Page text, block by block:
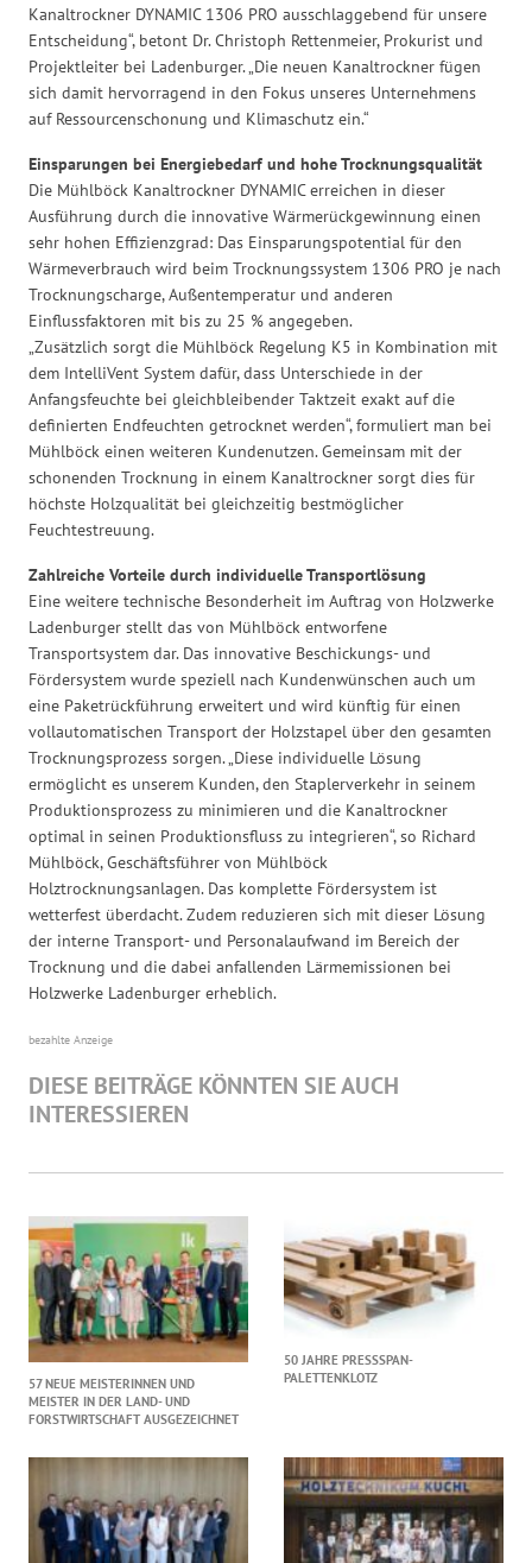
Kanaltrockner DYNAMIC 1306 PRO ausschlaggebend für unsere
Entscheidung“, betont Dr. Christoph Rettenmeier, Prokurist und
Projektleiter bei Ladenburger. „Die neuen Kanaltrockner fügen
sich damit hervorragend in den Fokus unseres Unternehmens
auf Ressourcenschonung und Klimaschutz ein.“
Einsparungen bei Energiebedarf und hohe Trocknungsqualität
Die Mühlböck Kanaltrockner DYNAMIC erreichen in dieser
Ausführung durch die innovative Wärmerückgewinnung einen
sehr hohen Effizienzgrad: Das Einsparungspotential für den
Wärmeverbrauch wird beim Trocknungssystem 1306 PRO je nach
Trocknungscharge, Außentemperatur und anderen
Einflussfaktoren mit bis zu 25 % angegeben.
„Zusätzlich sorgt die Mühlböck Regelung K5 in Kombination mit
dem IntelliVent System dafür, dass Unterschiede in der
Anfangsfeuchte bei gleichbleibender Taktzeit exakt auf die
definierten Endfeuchten getrocknet werden“, formuliert man bei
Mühlböck einen weiteren Kundenutzen. Gemeinsam mit der
schonenden Trocknung in einem Kanaltrockner sorgt dies für
höchste Holzqualität bei gleichzeitig bestmöglicher
Feuchtestreuung.
Zahlreiche Vorteile durch individuelle Transportlösung
Eine weitere technische Besonderheit im Auftrag von Holzwerke
Ladenburger stellt das von Mühlböck entworfene
Transportsystem dar. Das innovative Beschickungs- und
Fördersystem wurde speziell nach Kundenwünschen auch um
eine Paketrückführung erweitert und wird künftig für einen
vollautomatischen Transport der Holzstapel über den gesamten
Trocknungsprozess sorgen. „Diese individuelle Lösung
ermöglicht es unserem Kunden, den Staplerverkehr in seinem
Produktionsprozess zu minimieren und die Kanaltrockner
optimal in seinen Produktionsfluss zu integrieren“, so Richard
Mühlböck, Geschäftsführer von Mühlböck
Holztrocknungsanlagen. Das komplette Fördersystem ist
wetterfest überdacht. Zudem reduzieren sich mit dieser Lösung
der interne Transport- und Personalaufwand im Bereich der
Trocknung und die dabei anfallenden Lärmemissionen bei
Holzwerke Ladenburger erheblich.
bezahlte Anzeige
DIESE BEITRÄGE KÖNNTEN SIE AUCH
INTERESSIEREN
57 NEUE MEISTERINNEN UND
MEISTER IN DER LAND- UND
FORSTWIRTSCHAFT AUSGEZEICHNET
50 JAHRE PRESSSPAN-
PALETTENKLOTZ